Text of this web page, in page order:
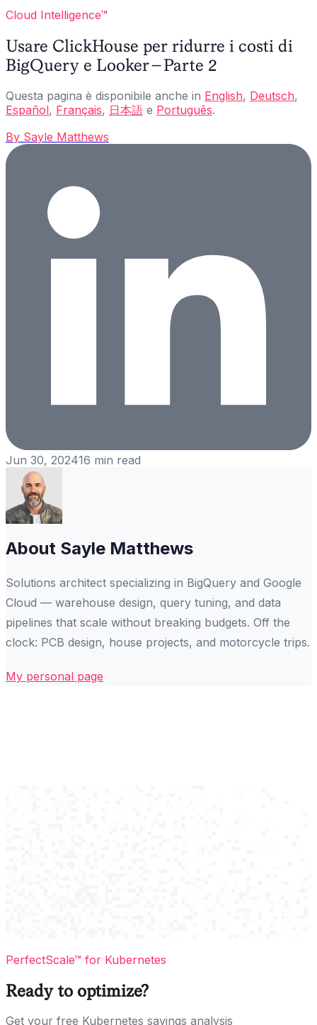
Cloud Intelligence™
Usare ClickHouse per ridurre i costi di
BigQuery e Looker - Parte 2
Questa pagina è disponibile anche in English, Deutsch,
Español, Français, 日本語 e Português.
By Sayle Matthews
Jun 30, 202416 min read
About Sayle Matthews
Solutions architect specializing in BigQuery and Google
Cloud — warehouse design, query tuning, and data
pipelines that scale without breaking budgets. Off the
clock: PCB design, house projects, and motorcycle trips.
My personal page
PerfectScale™ for Kubernetes
Ready to optimize?
Get your free Kubernetes savings analysis